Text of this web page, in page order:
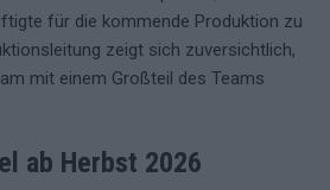
für die kommende Produktion zu
zeigt sich zuversichtlich,
mit einem Großteil des Teams
ab Herbst 2026